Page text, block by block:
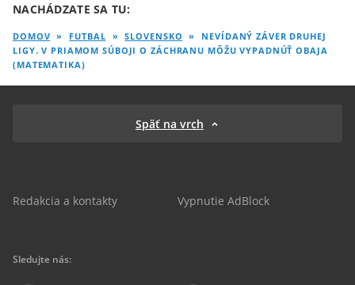
NACHÁDZATE SA TU:
DOMOV » FUTBAL » SLOVENSKO »
NEVÍDANÝ ZÁVER DRUHEJ
LIGY. V PRIAMOM SÚBOJI O ZÁCHRANU MÔŽU VYPADNÚŤ OBAJA
(MATEMATIKA)
Späť na vrch
Redakcia a kontakty Vypnutie AdBlock
Sledujte nás: